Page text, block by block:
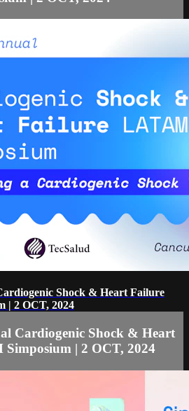
Shock & Heart Failure
| 2 OCT, 2024
Cardiogenic Shock & Heart
| 2 OCT, 2024